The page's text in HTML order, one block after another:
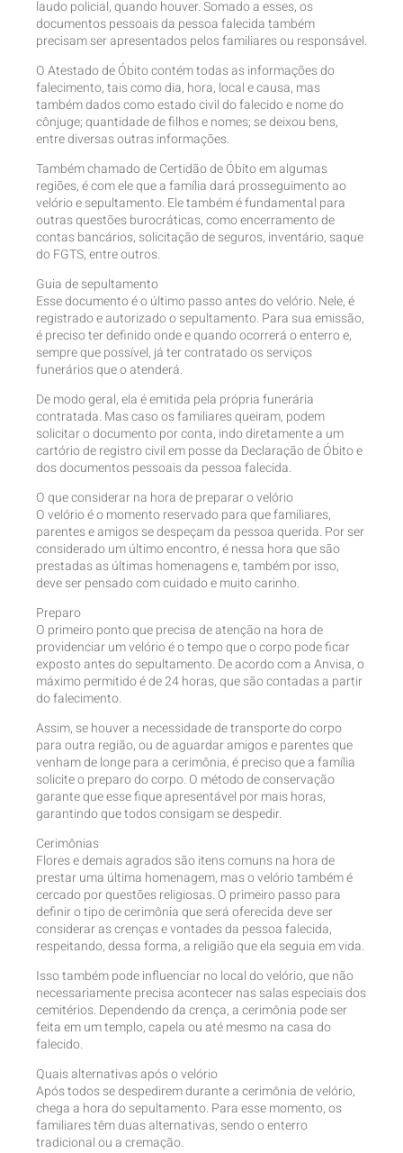
laudo policial, quando houver. Somado a esses, os
documentos pessoais da pessoa falecida também
precisam ser apresentados pelos familiares ou responsável.
O Atestado de Óbito contém todas as informações do
falecimento, tais como dia, hora, local e causa, mas
também dados como estado civil do falecido e nome do
cônjuge; quantidade de filhos e nomes; se deixou bens,
entre diversas outras informações.
Também chamado de Certidão de Óbito em algumas
regiões, é com ele que a família dará prosseguimento ao
velório e sepultamento. Ele também é fundamental para
outras questões burocráticas, como encerramento de
contas bancários, solicitação de seguros, inventário, saque
do FGTS, entre outros.
Guia de sepultamento
Esse documento é o último passo antes do velório. Nele, é
registrado e autorizado o sepultamento. Para sua emissão,
é preciso ter definido onde e quando ocorrerá o enterro e,
sempre que possível, já ter contratado os serviços
funerários que o atenderá.
De modo geral, ela é emitida pela própria funerária
contratada. Mas caso os familiares queiram, podem
solicitar o documento por conta, indo diretamente a um
cartório de registro civil em posse da Declaração de Óbito e
dos documentos pessoais da pessoa falecida.
O que considerar na hora de preparar o velório
O velório é o momento reservado para que familiares,
parentes e amigos se despeçam da pessoa querida. Por ser
considerado um último encontro, é nessa hora que são
prestadas as últimas homenagens e, também por isso,
deve ser pensado com cuidado e muito carinho.
Preparo
O primeiro ponto que precisa de atenção na hora de
providenciar um velório é o tempo que o corpo pode ficar
exposto antes do sepultamento. De acordo com a Anvisa, o
máximo permitido é de 24 horas, que são contadas a partir
do falecimento.
Assim, se houver a necessidade de transporte do corpo
para outra região, ou de aguardar amigos e parentes que
venham de longe para a cerimônia, é preciso que a família
solicite o preparo do corpo. O método de conservação
garante que esse fique apresentável por mais horas,
garantindo que todos consigam se despedir.
Cerimônias
Flores e demais agrados são itens comuns na hora de
prestar uma última homenagem, mas o velório também é
cercado por questões religiosas. O primeiro passo para
definir o tipo de cerimônia que será oferecida deve ser
considerar as crenças e vontades da pessoa falecida,
respeitando, dessa forma, a religião que ela seguia em vida.
Isso também pode influenciar no local do velório, que não
necessariamente precisa acontecer nas salas especiais dos
cemitérios. Dependendo da crença, a cerimônia pode ser
feita em um templo, capela ou até mesmo na casa do
falecido.
Quais alternativas após o velório
Após todos se despedirem durante a cerimônia de velório,
chega a hora do sepultamento. Para esse momento, os
familiares têm duas alternativas, sendo o enterro
tradicional ou a cremação.